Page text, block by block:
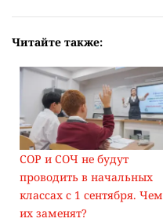
Читайте также:
СОР и СОЧ не будут
проводить в начальных
классах с 1 сентября. Чем
их заменят?